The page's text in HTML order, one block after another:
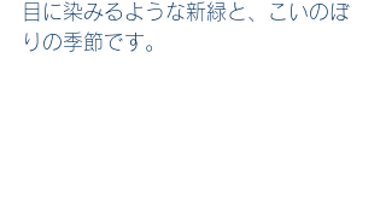
目に染みるような新緑と、こいのぼ
りの季節です。